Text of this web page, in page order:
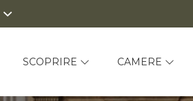
SCOPRIRE CAMERE